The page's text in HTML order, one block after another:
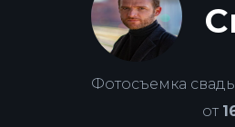
Фотосъемка
от